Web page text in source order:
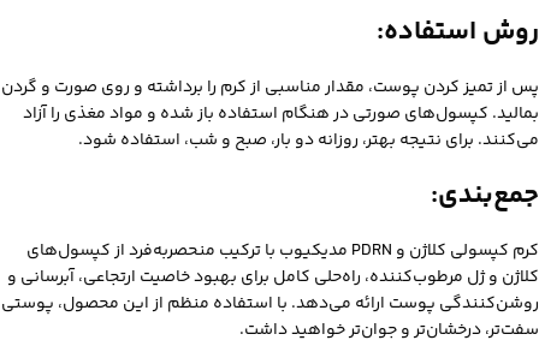
روش استفاده:
پس از تمیز کردن پوست، مقدار مناسبی از کرم را برداشته و روی صورت و گردن
بمالید. کپسول‌های صورتی در هنگام استفاده باز شده و مواد مغذی را آزاد
می‌کنند. برای نتیجه بهتر، روزانه دو بار، صبح و شب، استفاده شود.
جمع‌بندی:
کرم کپسولی کلاژن و PDRN مدیکیوب با ترکیب منحصربه‌فرد از کپسول‌های
کلاژن و ژل مرطوب‌کننده، راه‌حلی کامل برای بهبود خاصیت ارتجاعی، آبرسانی و
روشن‌کنندگی پوست ارائه می‌دهد. با استفاده منظم از این محصول، پوستی
سفت‌تر، درخشان‌تر و جوان‌تر خواهید داشت.